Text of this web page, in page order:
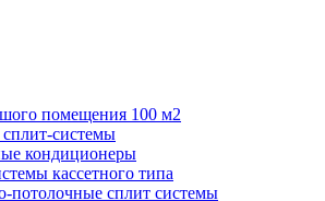
помещения 100 м2
системы
кондиционеры
кассетного типа
потолочные сплит системы